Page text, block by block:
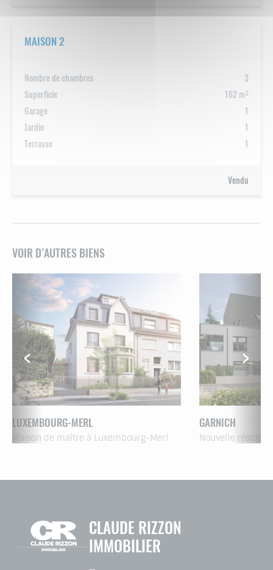
MAISON 2
Nombre de chambres
3
Superficie
162 m²
Garage
1
Jardin
1
Terrasse
1
Vendu
VOIR D’AUTRES BIENS
LUXEMBOURG-MERL
Maison de maître à Luxembourg-Merl
GARNICH
Nouvelle
CLAUDE RIZZON
IMMOBILIER